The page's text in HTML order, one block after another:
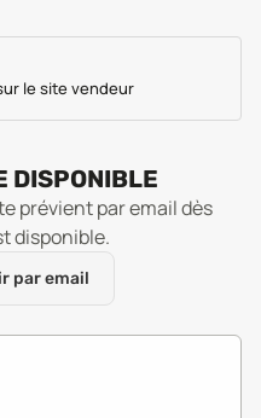
le site vendeur
DISPONIBLE
prévient par email dès
disponible.
par email